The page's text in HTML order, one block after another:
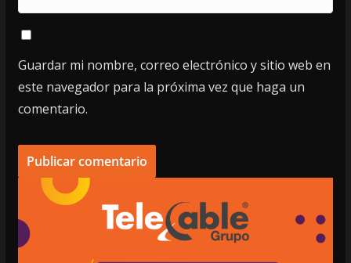
Guardar mi nombre, correo electrónico y sitio web en
este navegador para la próxima vez que haga un
comentario.